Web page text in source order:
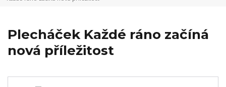
Plecháček Každé ráno začíná
nová příležitost